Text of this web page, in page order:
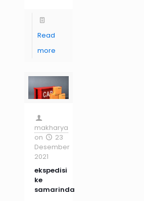
Read
more
makharya
on
23
Desember
2021
ekspedisi
ke
samarinda